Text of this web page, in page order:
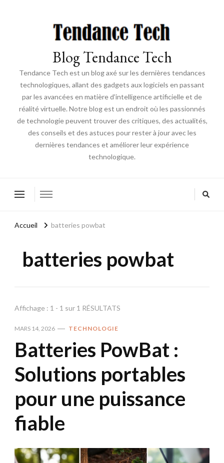
Blog Tendance Tech
Tendance Tech est un blog axé sur les dernières tendances
technologiques, allant des gadgets aux logiciels en passant
par les avancées en matière d'intelligence artificielle et de
réalité virtuelle. Notre blog est un endroit où les passionnés
de technologie peuvent trouver des critiques, des actualités,
des conseils et des astuces pour rester à jour avec les
dernières tendances et améliorer leur expérience
technologique.
Accueil batteries powbat
batteries powbat
Affichage : 1 - 1 sur 1 RÉSULTATS
MARS 14, 2026 TECHNOLOGIE
Batteries PowBat :
Solutions portables
pour une puissance
fiable